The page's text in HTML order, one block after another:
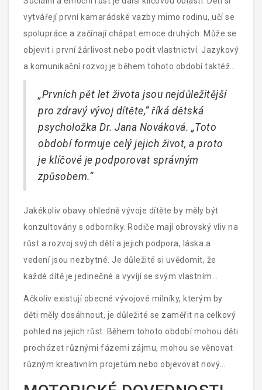
začínají rozumět konceptům jako čas, množství a
základní čísla.
vytvářejí první kamarádské vazby mimo rodinu, učí se
spolupráce a začínají chápat emoce druhých. Může se
objevit i první žárlivost nebo pocit vlastnictví. Jazykový
a komunikační rozvoj je během tohoto období taktéž
velmi důležitý. Děti se učí složitější věty, rozvíjí se jejich
slovní zásoba a začínají klást složitější otázky. Některé
děti mohou začít zajímat i základní písmena a čísla.
„Prvních pět let života jsou nejdůležitější
pro zdravý vývoj dítěte,“ říká dětská
psycholožka Dr. Jana Nováková. „Toto
období formuje celý jejich život, a proto
je klíčové je podporovat správným
způsobem.“
Jakékoliv obavy ohledně vývoje dítěte by měly být
konzultovány s odborníky. Rodiče mají obrovský vliv na
růst a rozvoj svých dětí a jejich podpora, láska a
vedení jsou nezbytné. Je důležité si uvědomit, že
každé dítě je jedinečné a vyvíjí se svým vlastním
tempem, a proto je dobré nesrovnávat je s ostatními
dětmi, ale spíše sledovat jejich individuální pokroky.
Ačkoliv existují obecné vývojové milníky, kterým by
děti měly dosáhnout, je důležité se zaměřit na celkový
pohled na jejich růst. Během tohoto období mohou děti
procházet různými fázemi zájmu, mohou se věnovat
různým kreativním projetům nebo objevovat nový
způsob, jak se vyjádřit. Podpora těchto aktivit přispívá